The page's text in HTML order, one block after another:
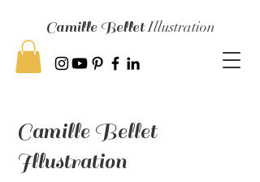
Camille BelletIllustration
Camille Bellet
Illustration